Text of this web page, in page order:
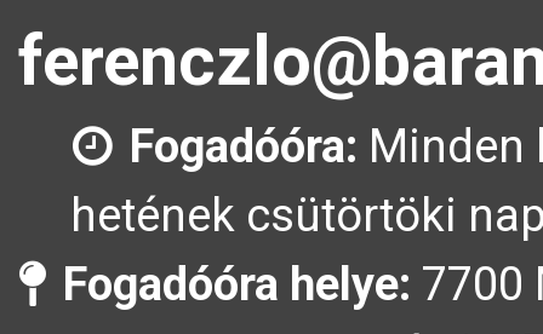
Fogadóóra: Minden
hetének csütörtöki
Fogadóóra helye: 7700